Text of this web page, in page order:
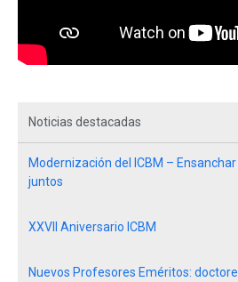
Noticias destacadas
Modernización del ICBM –
juntos
XXVII Aniversario ICBM
Nuevos Profesores Eméritos: